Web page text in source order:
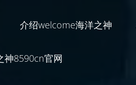
介绍welcome海洋之神
神8590cn官网